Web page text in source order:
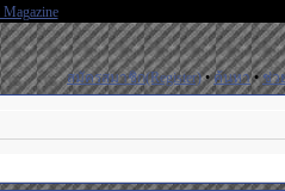
สมัครสมาชิก(Register)•ค้นหา•ช่ว